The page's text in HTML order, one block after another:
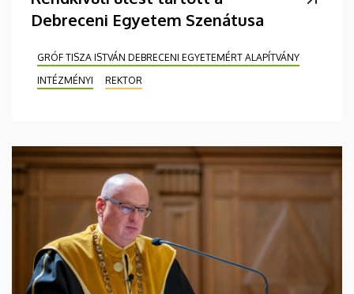
Debreceni Egyetem Szenátusa
GRÓF TISZA ISTVÁN DEBRECENI EGYETEMÉRT ALAPÍTVÁNY
INTÉZMÉNYI
REKTOR